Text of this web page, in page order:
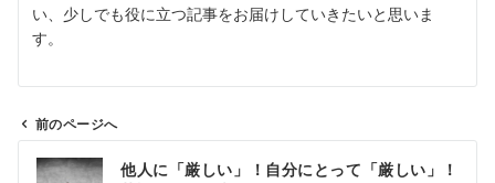
い、少しでも役に立つ記事をお届けしていきたいと思いま
す。
前のページへ
他人に「厳しい」！自分にとって「厳しい」！